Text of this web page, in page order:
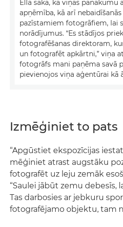
Ella saka, ka viņas
apņēmība, kā arī
pazīstamiem fotogrāfiem, lai
norādījumus. “Es stādījos
fotografēšanas direktoram,
un fotografēt apkārtni,” viņa
fotogrāfs mani paņēma savā
pievienojos viņa aģentūrai kā
Izmēģiniet to pats
“Apgūstiet ekspozīcijas
mēģiniet atrast augstāku
fotografēt uz leju zemāk
“Saulei jābūt zemu debesīs,
Tas darbosies ar jebkuru
fotografējamo objektu, tam